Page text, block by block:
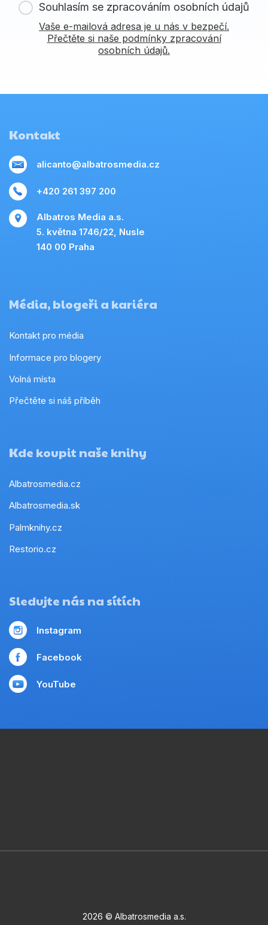
Souhlasím se zpracováním osobních údajů
Vaše e-mailová adresa je u nás v bezpečí.
Přečtěte si naše podmínky zpracování
osobních údajů.
Kontakt
alicanto@albatrosmedia.cz
+420 261 397 200
Albatros Media a.s.
5. května 1746/22, Nusle
140 00 Praha
Média, blogeři a kariéra
Kontakt pro média
Informace pro blogery
Volná místa
Přečtěte si náš příběh
Kde koupit naše knihy
Albatrosmedia.cz
Albatrosmedia.sk
Palmknihy.cz
Restorio.cz
Sledujte nás na sítích
Instagram
Facebook
YouTube
2026 © Albatrosmedia a.s.